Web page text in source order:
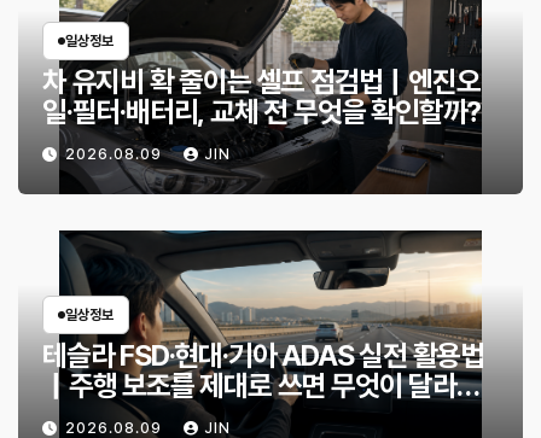
일상정보
차 유지비 확 줄이는 셀프 점검법｜엔진오
일·필터·배터리, 교체 전 무엇을 확인할까?
2026.08.09 JIN
일상정보
테슬라 FSD·현대·기아 ADAS 실전 활용법
｜주행 보조를 제대로 쓰면 무엇이 달라질
까?2026.08.09 JIN